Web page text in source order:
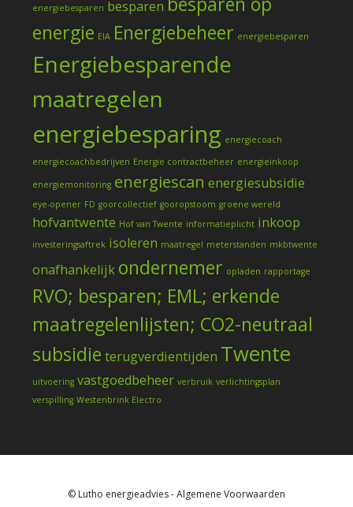
energiebesparen besparen
energie EIA Energiebeheer energiebesparen
Energiebesparende
maatregelen
energiebesparing energiecoach
energiecoachbedrijven Energie contractbeheer energieinkoop
energiemonitoring energiescan energiesubsidie
eye-opener FD goorcollectief gooropstoom groene wereld
hofvantwente Hof van Twente informatieplicht inkoop
investeringsaftrek isoleren maatregel meterstanden mkbtwente
onafhankelijk ondernemer opladen rapportage
RVO; besparen; EML; erkende
maatregelenlijsten; CO2-neutraal
subsidie terugverdientijden Twente
uitvoering vastgoedbeheer verbruik verlichtingsplan
verspilling Westenbrink Electro
© Lutho energieadvies -Algemene Voorwaarden